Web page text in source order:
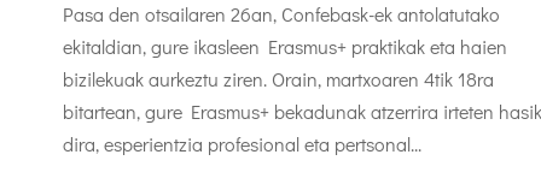
Pasa den otsailaren 26an, Confebask-ek antolatutako
ekitaldian, gure ikasleen Erasmus+ praktikak eta haien
bizilekuak aurkeztu ziren. Orain, martxoaren 4tik 18ra
bitartean, gure Erasmus+ bekadunak atzerrira irteten
dira, esperientzia profesional eta pertsonal...